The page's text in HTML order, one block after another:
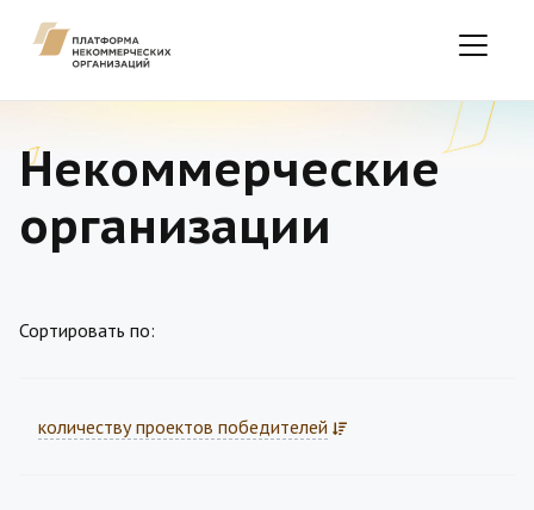
Некоммерческие
организации
Сортировать по:
количеству проектов победителей